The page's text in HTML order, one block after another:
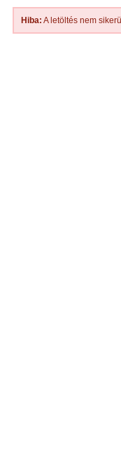
Hiba: A letöltés nem